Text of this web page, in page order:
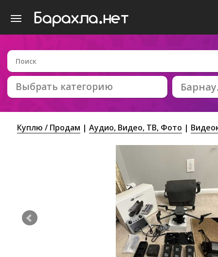
Выбрать категорию
Куплю / Продам Аудио, Видео, ТВ, Фото